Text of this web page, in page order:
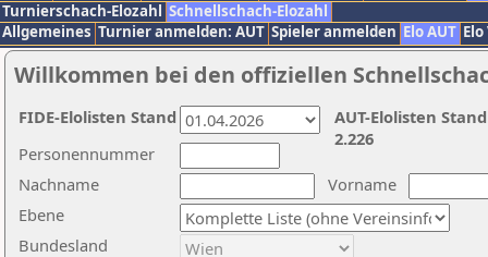
Turnierschach-Elozahl Schnellschach-Elozahl
Allgemeines Turnier anmelden: AUT Spieler anmelden Elo AUT
Willkommen bei den offiziellen
Nachname
Vorname
Ebene
Personennummer
Bundesland
AUT-Elolisten
2.226
FIDE-Elolisten Stand